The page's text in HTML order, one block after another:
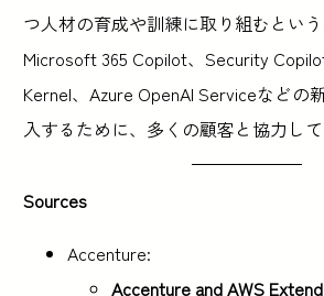
つ人材の育成や訓練に取り組むという
Microsoft 365 Copilot、Security
Kernel、Azure OpenAI Serviceなどの
入するために、多くの顧客と協力して
Sources
Accenture:
Accenture and AWS